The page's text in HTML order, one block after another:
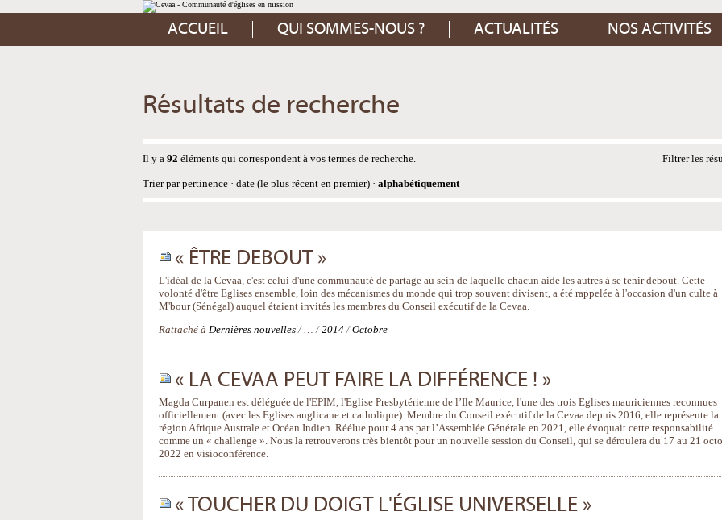
Aller
au
contenu.
Aller
à
Outils
personnels
ACCUEIL QUI SOMMES-NOUS ? ACTUALITÉS NOS ACTIVITÉS
Résultats de recherche
Il y a 92 éléments qui correspondent à vos termes de recherche. Filtrer les
Trier par pertinence · date (le plus récent en premier) · alphabétiquement
« ÊTRE DEBOUT »
L'idéal de la Cevaa, c'est celui d'une communauté de partage au sein de laquelle chacun aide les autres à se tenir debout. Cette
volonté d'être Eglises ensemble, loin des mécanismes du monde qui trop souvent divisent, a été rappelée à l'occasion d'un culte à
M'bour (Sénégal) auquel étaient invités les membres du Conseil exécutif de la Cevaa.
Rattaché à Dernières nouvelles /…/2014 /Octobre
« LA CEVAA PEUT FAIRE LA DIFFÉRENCE ! »
Magda Curpanen est déléguée de l'EPIM, l'Eglise Presbytérienne de l’Ile Maurice, l'une des trois Eglises mauriciennes reconnues
officiellement (avec les Eglises anglicane et catholique). Membre du Conseil exécutif de la Cevaa depuis 2016, elle représente la
région Afrique Australe et Océan Indien. Réélue pour 4 ans par l’Assemblée Générale en 2021, elle évoquait cette responsabilité
comme un « challenge ». Nous la retrouverons très bientôt pour un nouvelle session du Conseil, qui se déroulera du 17 au 21
2022 en visioconférence.
« TOUCHER DU DOIGT L'ÉGLISE UNIVERSELLE »